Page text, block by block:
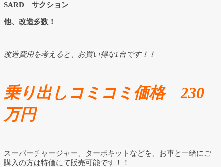
SARD サクション
他、改造多数！
改造費用を考えると、お買い得な1台です！！
乗り出しコミコミ価格 230
万円
スーパーチャージャー、ターボキットなどを、お車と一緒にご
購入の方は特価にて販売可能です！！